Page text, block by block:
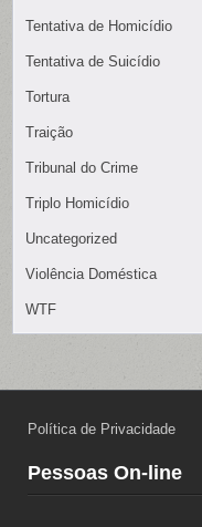
Tentativa de Homicídio
Tentativa de Suicídio
Tortura
Traição
Tribunal do Crime
Triplo Homicídio
Uncategorized
Violência Doméstica
WTF
Política de Privacidade
Pessoas On-line